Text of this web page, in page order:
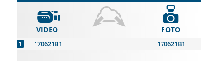
VIDEO
170621B1
FOTO
170621B1